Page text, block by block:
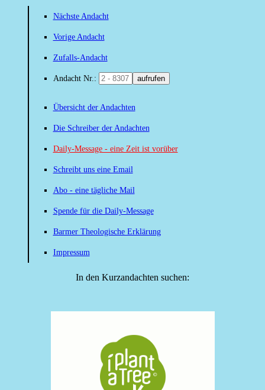
Nächste Andacht
Vorige Andacht
Zufalls-Andacht
Andacht Nr.: aufrufen
Übersicht der Andachten
Die Schreiber der Andachten
Daily-Message - eine Zeit ist vorüber
Schreibt uns eine Email
Abo - eine tägliche Mail
Spende für die Daily-Message
Barmer Theologische Erklärung
Impressum
In den Kurzandachten suchen: